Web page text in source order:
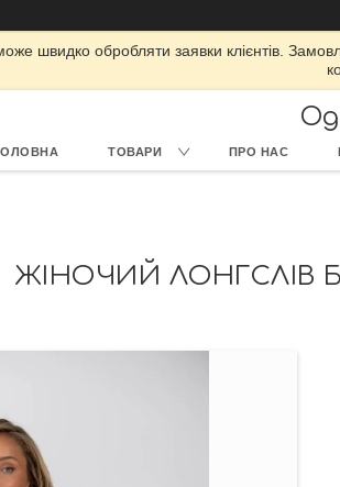
швидко обробляти заявки клієнтів.
ТОВАРИ ПРО НАС
ЖІНОЧИЙ ЛОНГСЛІВ